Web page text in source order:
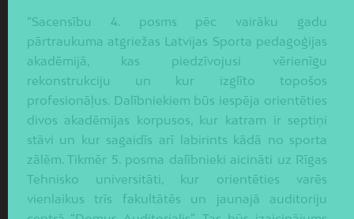
“Sacensību 4. posms pēc vairāku gadu
pārtraukuma atgriežas Latvijas Sporta pedagoģijas
akadēmijā, kas piedzīvojusi vērienīgu
rekonstrukciju un kur izglīto topošos
profesionāļus. Dalībniekiem būs iespēja orientēties
divos akadēmijas korpusos, kur katram ir septiņi
stāvi un kur sagaidīs arī labirints kādā no sporta
zālēm. Tikmēr 5. posma dalībnieki aicināti uz Rīgas
Tehnisko universitāti, kur orientēties varēs
vienlaikus trīs fakultātēs un jaunajā auditoriju